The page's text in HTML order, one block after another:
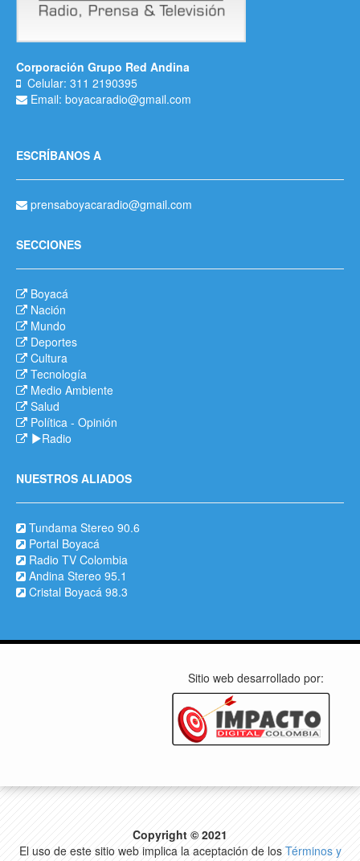
Corporación Grupo Red Andina
Celular: 311 2190395
Email: boyacaradio@gmail.com
ESCRÍBANOS A
prensaboyacaradio@gmail.com
SECCIONES
Boyacá
Nación
Mundo
Deportes
Cultura
Tecnología
Medio Ambiente
Salud
Política - Opinión
Radio
NUESTROS ALIADOS
Tundama Stereo 90.6
Portal Boyacá
Radio TV Colombia
Andina Stereo 95.1
Cristal Boyacá 98.3
Sitio web desarrollado por:
Copyright © 2021
El uso de este sitio web implica la aceptación de los Términos y